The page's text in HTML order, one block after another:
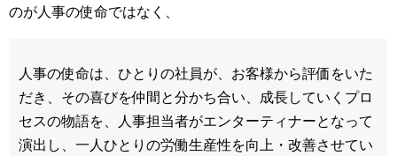
のが人事の使命ではなく、
人事の使命は、ひとりの社員が、お客様から評価をいた
だき、その喜びを仲間と分かち合い、成長していくプロ
セスの物語を、人事担当者がエンターティナーとなって
演出し、一人ひとりの労働生産性を向上・改善させてい